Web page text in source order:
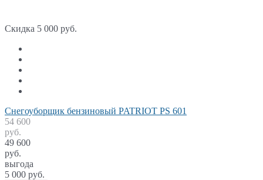
Скидка 5 000 руб.
Снегоуборщик бензиновый PATRIOT PS 601
54 600
руб.
49 600
руб.
выгода
5 000 руб.